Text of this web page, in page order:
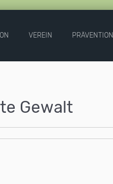
VEREIN PRÄVENTION
Gewalt